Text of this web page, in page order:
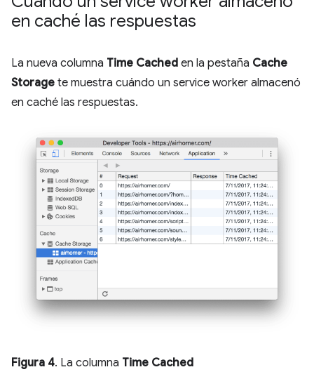
en caché las respuestas
La nueva columna Time Cached en la pestaña Cache
Storage te muestra cuándo un service worker almacenó
en caché las respuestas.
Figura 4. La columna Time Cached